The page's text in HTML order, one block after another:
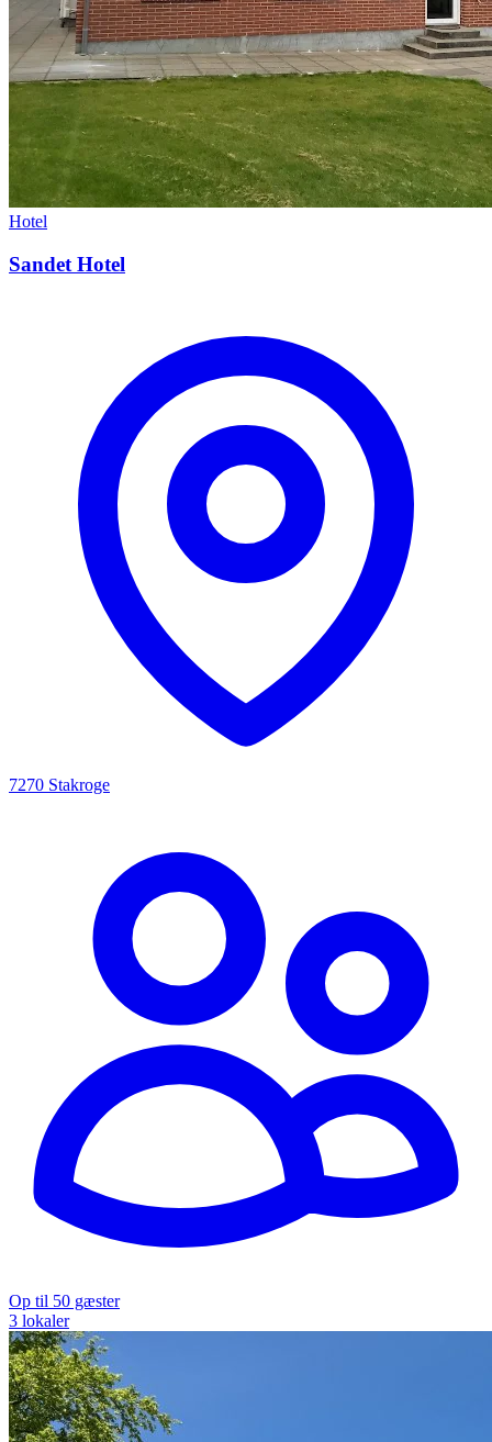
Hotel
Sandet Hotel
7270 Stakroge
Op til 50 gæster
3 lokaler